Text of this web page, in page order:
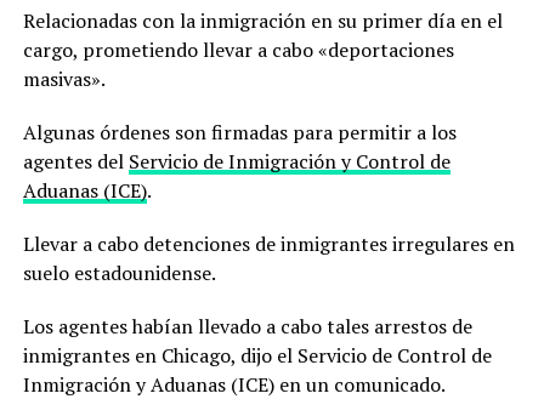
Relacionadas con la inmigración en su primer día en el
cargo, prometiendo llevar a cabo «deportaciones
masivas».
Algunas órdenes son firmadas para permitir a los
agentes del Servicio de Inmigración y Control de
Aduanas (ICE).
Llevar a cabo detenciones de inmigrantes irregulares en
suelo estadounidense.
Los agentes habían llevado a cabo tales arrestos de
inmigrantes en Chicago, dijo el Servicio de Control de
Inmigración y Aduanas (ICE) en un comunicado.